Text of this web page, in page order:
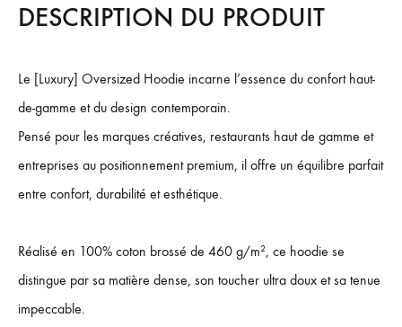
DESCRIPTION DU PRODUIT
Le [Luxury] Oversized Hoodie incarne l’essence du confort haut-
de-gamme et du design contemporain.
Pensé pour les marques créatives, restaurants haut de gamme et
entreprises au positionnement premium, il offre un équilibre parfait
entre confort, durabilité et esthétique.
Réalisé en 100% coton brossé de 460 g/m², ce hoodie se
distingue par sa matière dense, son toucher ultra doux et sa tenue
impeccable.